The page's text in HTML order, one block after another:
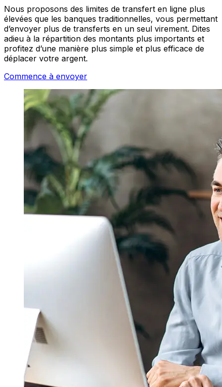
Nous proposons des limites de transfert en ligne plus
élevées que les banques traditionnelles, vous permettant
d’envoyer plus de transferts en un seul virement. Dites
adieu à la répartition des montants plus importants et
profitez d’une manière plus simple et plus efficace de
déplacer votre argent.
Commence à envoyer